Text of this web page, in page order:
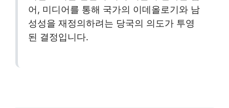
어, 미디어를 통해 국가의 이데올로기와 남
성성을 재정의하려는 당국의 의도가 투영
된 결정입니다.